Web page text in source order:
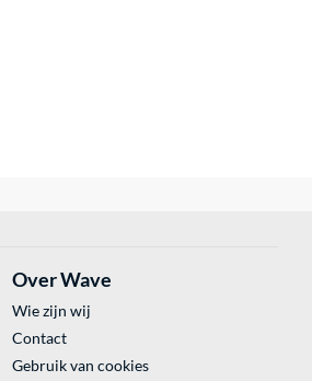
Over Wave
Wie zijn wij
Contact
Gebruik van cookies